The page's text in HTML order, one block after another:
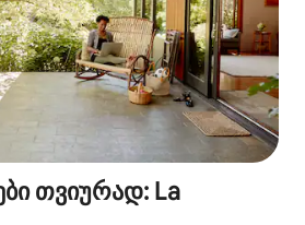
თვიურად: La